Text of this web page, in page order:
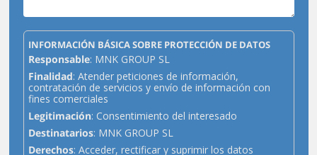
INFORMACIÓN BÁSICA SOBRE PROTECCIÓN DE DATOS
Responsable: MNK GROUP SL
Finalidad: Atender peticiones de información,
contratación de servicios y envío de información con
fines comerciales
Legitimación: Consentimiento del interesado
Destinatarios: MNK GROUP SL
Derechos: Acceder, rectificar y suprimir los datos